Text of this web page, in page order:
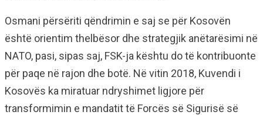
Osmani përsëriti qëndrimin e saj se për Kosovën
është orientim thelbësor dhe strategjik anëtarësimi në
NATO, pasi, sipas saj, FSK-ja kështu do të kontribuonte
për paqe në rajon dhe botë. Në vitin 2018, Kuvendi i
Kosovës ka miratuar ndryshimet ligjore për
transformimin e mandatit të Forcës së Sigurisë së